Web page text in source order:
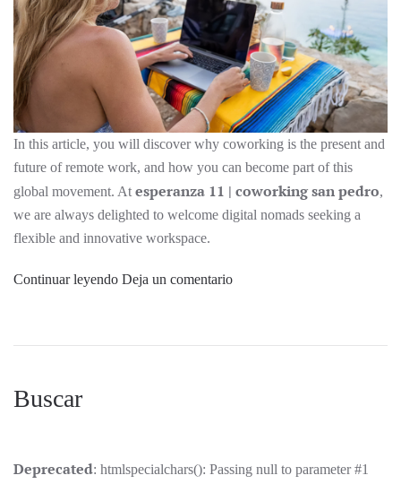
In this article, you will discover why coworking is the present and
future of remote work, and how you can become part of this
global movement. At esperanza 11 | coworking san pedro,
we are always delighted to welcome digital nomads seeking a
flexible and innovative workspace.
Continuar leyendo Deja un comentario
Buscar
Deprecated: htmlspecialchars(): Passing null to parameter #1